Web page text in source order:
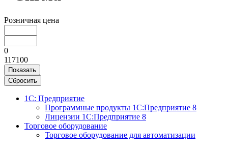
Розничная цена
0
117100
Показать
Сбросить
1С: Предприятие
Программные продукты 1С:Предприятие 8
Лицензии 1С:Предприятие 8
Торговое оборудование
Торговое оборудование для автоматизации